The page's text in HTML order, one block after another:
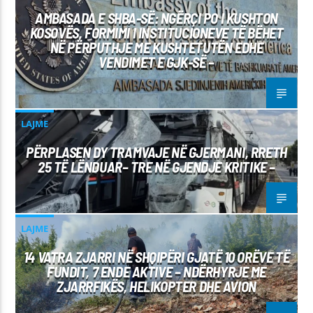
AMBASADA E SHBA-SË: NGËRÇI PO I KUSHTON
KOSOVËS, FORMIMI I INSTITUCIONEVE TË BËHET
NË PËRPUTHJE ME KUSHTETUTËN EDHE
VENDIMET E GJK-SË –
LAJME
PËRPLASEN DY TRAMVAJE NË GJERMANI, RRETH
25 TË LËNDUAR– TRE NË GJENDJE KRITIKE –
LAJME
14 VATRA ZJARRI NË SHQIPËRI GJATË 10 ORËVE TË
FUNDIT, 7 ENDE AKTIVE – NDËRHYRJE ME
ZJARRFIKËS, HELIKOPTER DHE AVION